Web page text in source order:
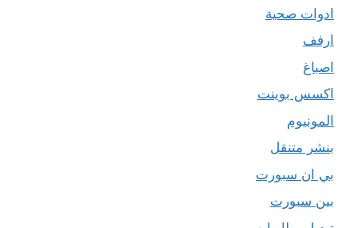
ادوات صحية
ارفف
اصباغ
اكسس بوينت
المونيوم
بنشر متنقل
بي ان سبورت
بين سبورت